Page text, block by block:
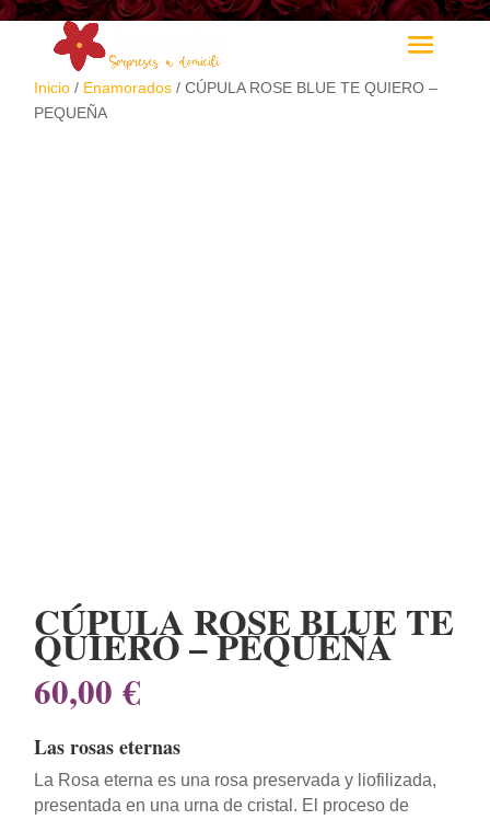
Inicio / Enamorados / CÚPULA ROSE BLUE TE QUIERO –
PEQUEÑA
CÚPULA ROSE BLUE TE
QUIERO – PEQUEÑA
60,00€
Las rosas eternas
La Rosa eterna es una rosa preservada y liofilizada,
presentada en una urna de cristal. El proceso de